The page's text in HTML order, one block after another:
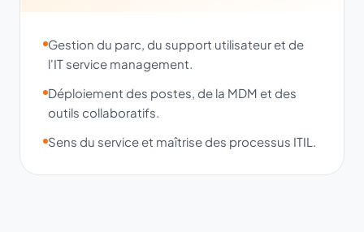
Gestion du parc, du support utilisateur et de
l'IT service management.
Déploiement des postes, de la MDM et des
outils collaboratifs.
Sens du service et maîtrise des processus ITIL.